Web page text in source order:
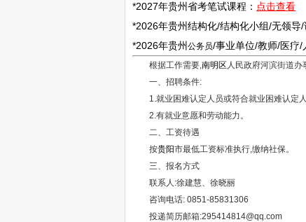
*2027年贵州省考笔试课程： 点击查看
*2026年贵州结构化/结构化小组/无领导
*2026年贵州 公务员/事业单位/教师/医疗/
根据工作需要,南明区 人民政府河滨街道办
一、招聘条件:
1.就业困难认定人员或符合就业困难认定
2.有就业意愿和劳动能力。
二、工资待遇
按贵阳市最低工资标准执行,缴纳社保。
三、报名方式
联系人:徐建慧、徐晓丽
咨询电话: 0851-85831306
投递简历邮箱:295414814@qq.com